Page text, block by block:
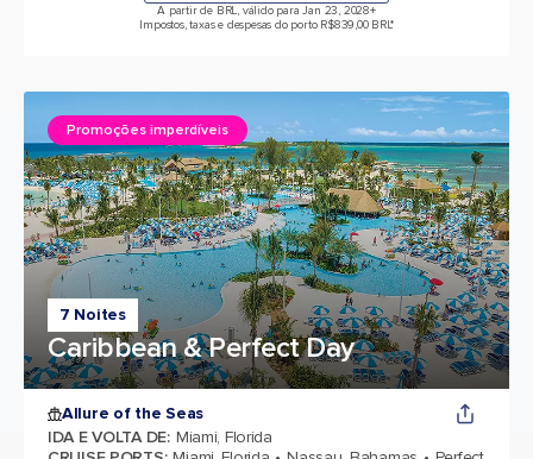
A partir de BRL, válido para Jan 23, 2028+
Impostos, taxas e despesas do porto R$839,00 BRL*
7 Noites
Caribbean & Perfect Day
Promoções imperdíveis
Allure of the Seas
IDA E VOLTA DE: Miami, Florida